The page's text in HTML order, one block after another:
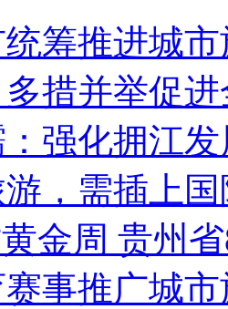
筹推进城
措并举促
强化拥江
，需插上
金周 贵州
事推广城